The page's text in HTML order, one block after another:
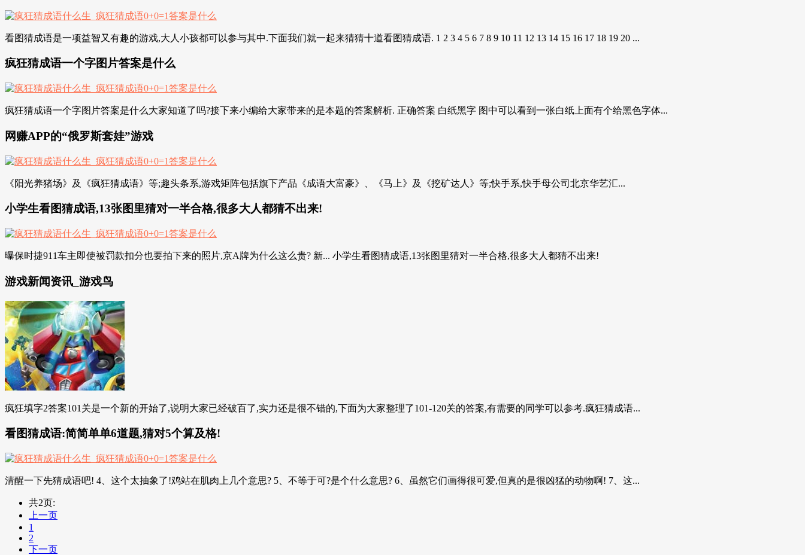
看图猜成语是一项益智又有趣的游戏,大人小孩都可以参与其中.下面我们就一起来猜猜十道看图猜成语. 1 2 3 4 5 6 7 8 9 10 11 12 13 14 15 16 17 18 19 20 ...
疯狂猜成语一个字图片答案是什么
疯狂猜成语一个字图片答案是什么大家知道了吗?接下来小编给大家带来的是本题的答案解析. 正确答案 白纸黑字 图中可以看到一张白纸上面有个给黑色字体...
网赚APP的“俄罗斯套娃”游戏
《阳光养猪场》及《疯狂猜成语》等;趣头条系,游戏矩阵包括旗下产品《成语大富豪》、《马上》及《挖矿达人》等;快手系,快手母公司北京华艺汇...
小学生看图猜成语,13张图里猜对一半合格,很多大人都猜不出来!
曝保时捷911车主即使被罚款扣分也要拍下来的照片,京A牌为什么这么贵? 新... 小学生看图猜成语,13张图里猜对一半合格,很多大人都猜不出来!
游戏新闻资讯_游戏鸟
疯狂填字2答案101关是一个新的开始了,说明大家已经破百了,实力还是很不错的,下面为大家整理了101-120关的答案,有需要的同学可以参考.疯狂猜成语...
看图猜成语:简简单单6道题,猜对5个算及格!
清醒一下先猜成语吧! 4、这个太抽象了!鸡站在肌肉上几个意思? 5、不等于可?是个什么意思? 6、虽然它们画得很可爱,但真的是很凶猛的动物啊! 7、这...
共2页:
上一页
1
2
下一页